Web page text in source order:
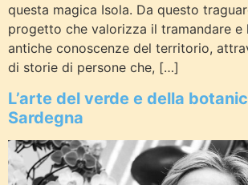
questa magica Isola. Da questo
progetto che valorizza il tramandare e
antiche conoscenze del territorio,
di storie di persone che, […]
L’arte del verde e della
Sardegna